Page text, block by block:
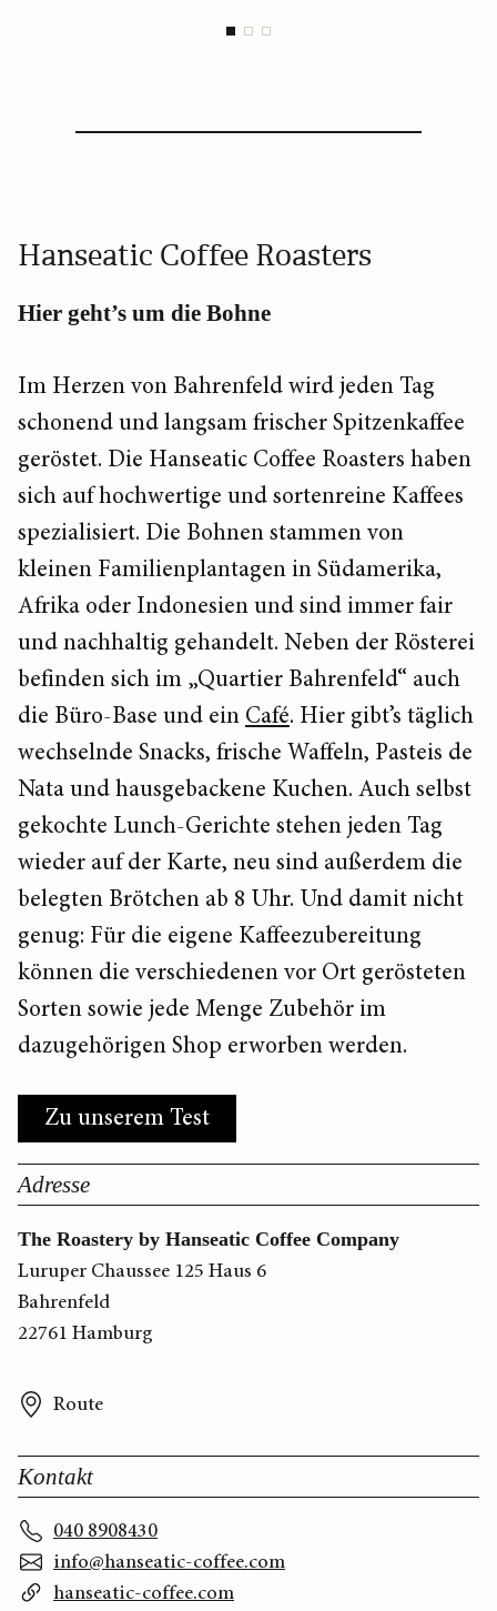
Hanseatic Coffee Roasters
Hier geht’s um die Bohne
Im Herzen von Bahrenfeld wird jeden Tag
schonend und langsam frischer Spitzenkaffee
geröstet. Die Hanseatic Coffee Roasters haben
sich auf hochwertige und sortenreine Kaffees
spezialisiert. Die Bohnen stammen von
kleinen Familienplantagen in Südamerika,
Afrika oder Indonesien und sind immer fair
und nachhaltig gehandelt. Neben der Rösterei
befinden sich im „Quartier Bahrenfeld“ auch
die Büro-Base und einCafé. Hier gibt’s täglich
wechselnde Snacks, frische Waffeln, Pasteis de
Nata und hausgebackene Kuchen. Auch selbst
gekochte Lunch-Gerichte stehen jeden Tag
wieder auf der Karte, neu sind außerdem die
belegten Brötchen ab 8 Uhr. Und damit nicht
genug: Für die eigene Kaffeezubereitung
können die verschiedenen vor Ort gerösteten
Sorten sowie jede Menge Zubehör im
dazugehörigen Shop erworben werden.
Zu unserem Test
Adresse
The Roastery by Hanseatic Coffee Company
Luruper Chaussee 125 Haus 6
Bahrenfeld
22761 Hamburg
Route
Kontakt
040 8908430
info@hanseatic-coffee.com
hanseatic-coffee.com